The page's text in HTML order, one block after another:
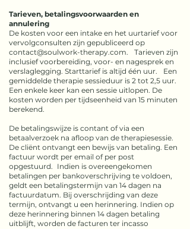
Tarieven, betalingsvoorwaarden en
annulering
De kosten voor een intake en het uurtarief voor
vervolgconsulten zijn gepubliceerd op
contact@soulwork-therapy.com. Tarieven zijn
inclusief voorbereiding, voor- en nagesprek en
verslaglegging. Starttarief is altijd één uur. Een
gemiddelde therapie sessieduur is 2 tot 2,5 uur.
Een enkele keer kan een sessie uitlopen. De
kosten worden per tijdseenheid van 15 minuten
berekend.
De betalingswijze is contant of via een
betaalverzoek na afloop van de therapiesessie.
De cliënt ontvangt een bewijs van betaling. Een
factuur wordt per email of per post
opgestuurd. Indien is overeengekomen
betalingen per bankoverschrijving te voldoen,
geldt een betalingstermijn van 14 dagen na
factuurdatum. Bij overschrijding van deze
termijn, ontvangt u een herinnering. Indien op
deze herinnering binnen 14 dagen betaling
uitblijft, worden de facturen ter incasso